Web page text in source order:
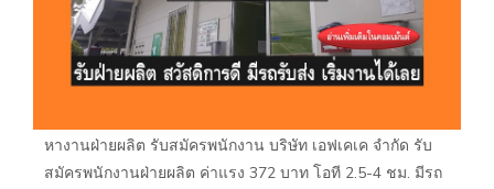
หางานฝ่ายผลิต รับสมัครพนักงาน บริษัท เอฟเคเค จำกัด รับ
สมัครพนักงานฝ่ายผลิต ค่าแรง 372 บาท โอที 2.5-4 ชม. มีรถ